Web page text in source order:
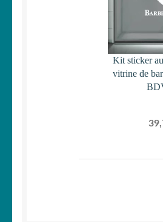
Kit sticker
vitrine de